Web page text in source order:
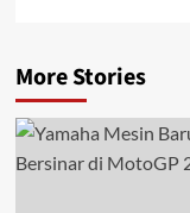
More Stories